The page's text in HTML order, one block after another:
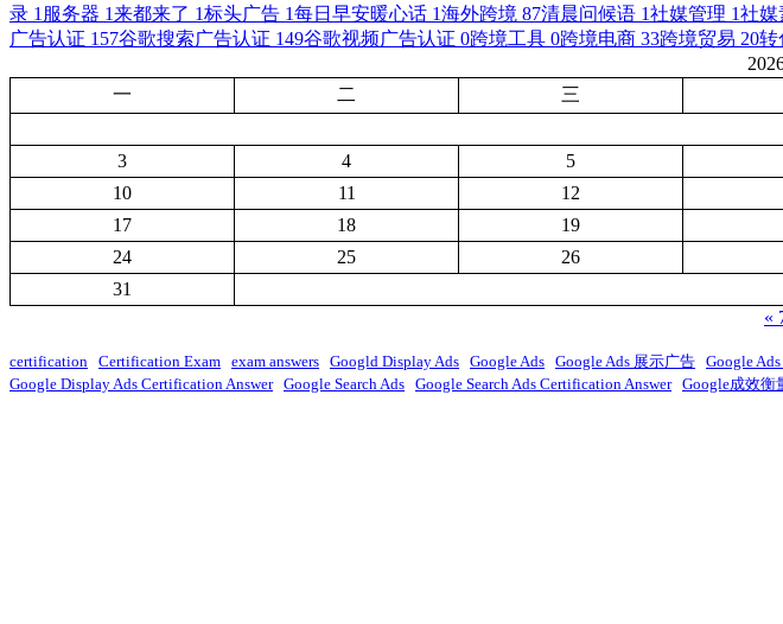
录 1 服务器 1来都来了 1标头广告 1每日早安暖心话 1海外跨境 87清晨问候语 1社媒管理 1社媒
广告认证 157谷歌搜索广告认证 149谷歌视频广告认证 0跨境工具 0跨境电商 33跨境贸易 20转
一
二 三
3
4 5
10
11 12
17
18 19
24
25 26
31
«
certification Certification Exam exam answers Googld Display Ads Google Ads Google Ads 展示广告 Google
Google Display Ads Certification Answer Google Search Ads Google Search Ads Certification Answer Google成效衡